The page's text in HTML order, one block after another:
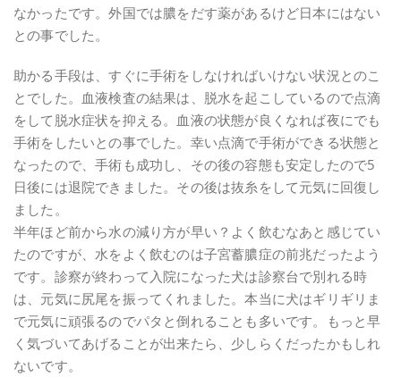
なかったです。外国では膿をだす薬があるけど日本にはない
との事でした。
助かる手段は、すぐに手術をしなければいけない状況とのこ
とでした。血液検査の結果は、脱水を起こしているので点滴
をして脱水症状を抑える。血液の状態が良くなれば夜にでも
手術をしたいとの事でした。幸い点滴で手術ができる状態と
なったので、手術も成功し、その後の容態も安定したので5
日後には退院できました。その後は抜糸をして元気に回復し
ました。
半年ほど前から水の減り方が早い？よく飲むなあと感じてい
たのですが、水をよく飲むのは子宮蓄膿症の前兆だったよう
です。診察が終わって入院になった犬は診察台で別れる時
は、元気に尻尾を振ってくれました。本当に犬はギリギリま
で元気に頑張るのでパタと倒れることも多いです。もっと早
く気づいてあげることが出来たら、少しらくだったかもしれ
ないです。